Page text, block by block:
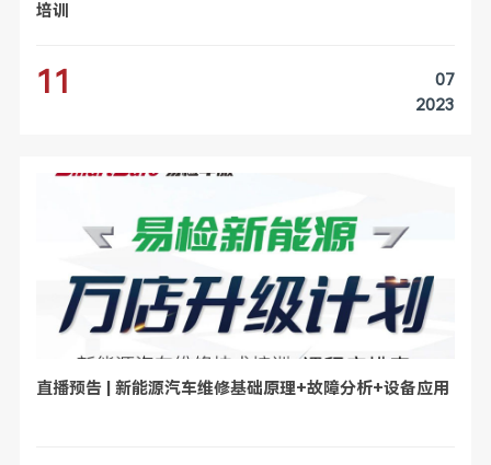
培训
11
07
2023
直播预告 | 新能源汽车维修基础原理+故障分析+设备应用